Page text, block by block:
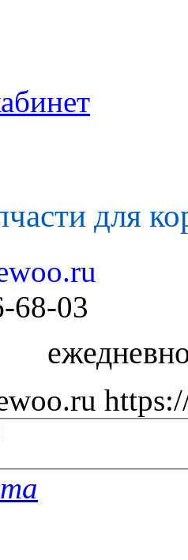
для
68-03